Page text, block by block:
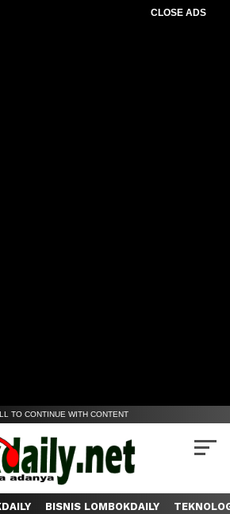
CLOSE ADS
TO CONTINUE WITH CONTENT
BISNIS LOMBOKDAILY